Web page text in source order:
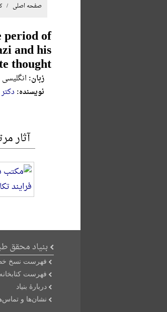
صفحه اصلی /
of
and his
thought
زبان: انگلیسی
نویسنده:
آثار
بنیاد محقق
فهرست نسخ
فهرست کتابخانه
دربارۀ بنیاد
نشان‌ها و